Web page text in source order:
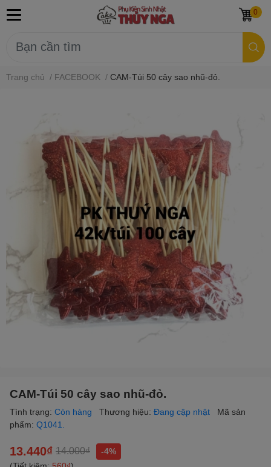
0
Trang chủ / FACEBOOK / CAM-Túi 50 cây sao nhũ-đỏ.
CAM-Túi 50 cây sao nhũ-đỏ.
Tình trạng: Còn hàng Thương hiệu: Đang cập nhật
Mã sản
phẩm: Q1041.
13.440₫ 14.000₫
-4%